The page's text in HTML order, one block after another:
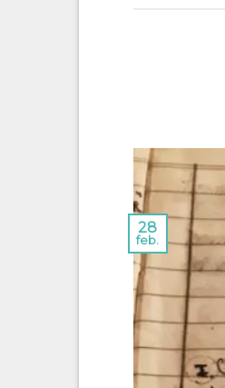
28
feb.